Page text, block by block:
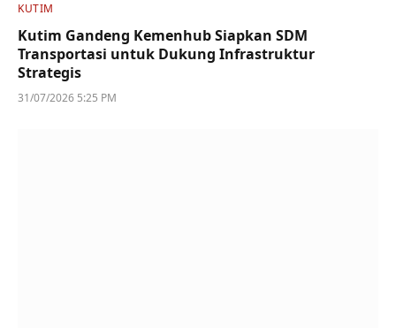
KUTIM
Kutim Gandeng Kemenhub Siapkan SDM
Transportasi untuk Dukung Infrastruktur
Strategis
31/07/2026 5:25 PM